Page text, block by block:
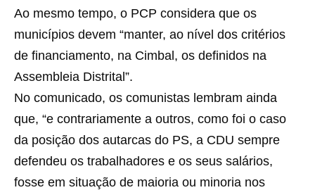
Ao mesmo tempo, o PCP considera que os
municípios devem “manter, ao nível dos critérios
de financiamento, na Cimbal, os definidos na
Assembleia Distrital”.
No comunicado, os comunistas lembram ainda
que, “e contrariamente a outros, como foi o caso
da posição dos autarcas do PS, a CDU sempre
defendeu os trabalhadores e os seus salários,
fosse em situação de maioria ou minoria nos